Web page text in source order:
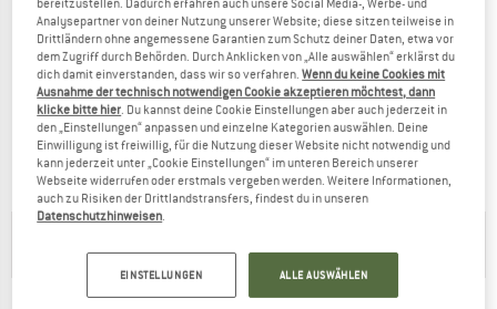
COLUMBIA
Kid's Toddler Chippewa II Long Mitten
Handschuhe
19,95 €7,98 €
(0)
KAUFBERATUNG
Analysepartner von deiner Nutzung unserer Website; diese sitzen teilweise in
Drittländern ohne angemessene Garantien zum Schutz deiner Daten, etwa vor
dem Zugriff durch Behörden. Durch Anklicken von „Alle auswählen“ erklärst du
dich damit einverstanden, dass wir so verfahren.Wenn du keine Cookies mit
Ausnahme der technisch notwendigen Cookie akzeptieren möchtest, dann
klicke bitte hier . Du kannst deine Cookie Einstellungen aber auch jederzeit in
den „Einstellungen“ anpassen und einzelne Kategorien auswählen. Deine
Einwilligung ist freiwillig, für die Nutzung dieser Website nicht notwendig und
kann jederzeit unter „Cookie Einstellungen“ im unteren Bereich unserer
Webseite widerrufen oder erstmals vergeben werden. Weitere Informationen,
auch zu Risiken der Drittlandstransfers, findest du in unseren
Datenschutzhinweisen
EINSTELLUNGEN ALLE AUSWÄHLEN